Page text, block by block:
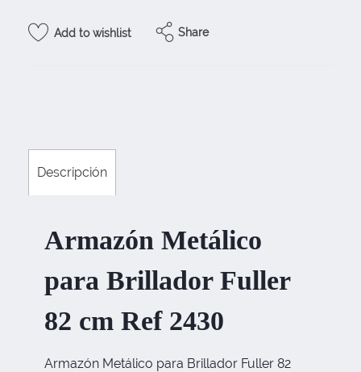
Add to wishlist Share
Descripción
Armazón Metálico
para Brillador Fuller
82 cm Ref 2430
Armazón Metálico para Brillador Fuller 82